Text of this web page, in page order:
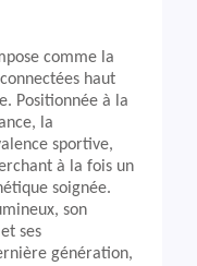
comme la
haut
Positionnée à la
la
sportive,
à la fois un
soignée.
son
ses
génération,